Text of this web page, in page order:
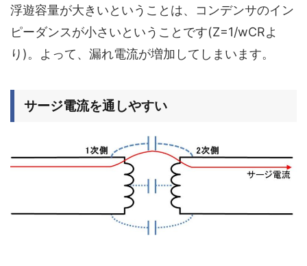
浮遊容量が大きいということは、コンデンサのイン
ピーダンスが小さいということです(Z=1/wCRよ
り)。よって、 漏れ電流が増加してしまいます。
サージ電流を通しやすい